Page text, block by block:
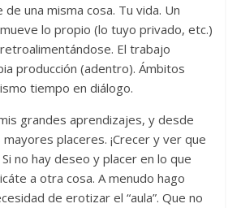
una misma cosa. Tu vida. Un
lo propio (lo tuyo privado, etc.)
El trabajo
producción (adentro). Ámbitos
tiempo en diálogo.
grandes aprendizajes, y desde
placeres. ¡Crecer y ver que
no hay deseo y placer en lo que
a otra cosa. A menudo hago
de erotizar el “aula”. Que no